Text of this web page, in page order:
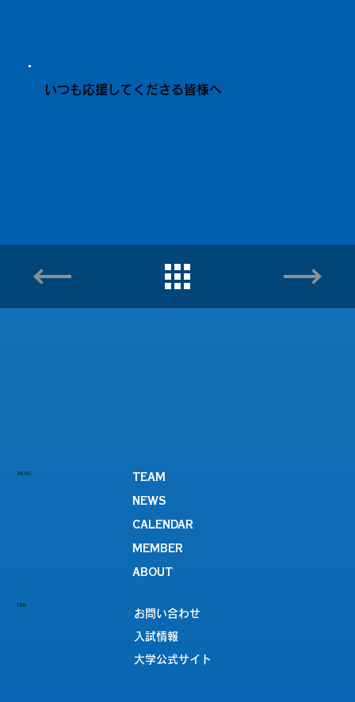
いつも応援してくださる皆様へ
MENU
TEAM
NEWS
CALENDAR
MEMBER
ABOUT
LINK
お問い合わせ
入試情報
大学公式サイト